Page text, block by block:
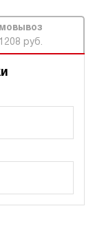
руб.